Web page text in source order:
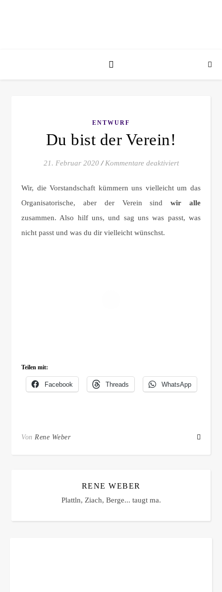
ENTWURF
Du bist der Verein!
21. Februar 2020 / Kommentare deaktiviertfür Du bist
Wir, die Vorstandschaft kümmern uns vielleicht um das
Organisatorische, aber der Verein sindwir alle
zusammen. Also hilf uns, und sag uns was passt, was
nicht passt und was du dir vielleicht wünschst.
Teilen mit:
Facebook Threads WhatsApp
Von Rene Weber
RENE WEBER
Plattln, Ziach, Berge... taugt ma.